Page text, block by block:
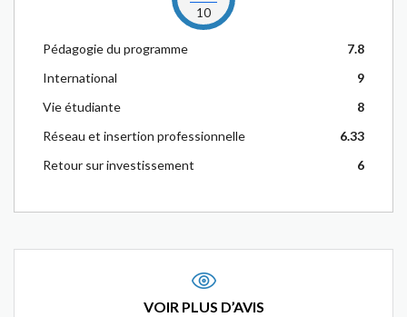
10
Pédagogie du programme
7.8
International
9
Vie étudiante
8
Réseau et insertion professionnelle
6.33
Retour sur investissement
6
VOIR PLUS D’AVIS